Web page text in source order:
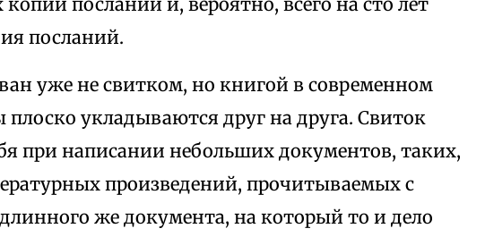
посланий.
уже не свитком, но книгой в современном
плоско укладываются друг на друга. Свиток
при написании небольших документов, таких,
произведений, прочитываемых с
же документа, на который то и дело